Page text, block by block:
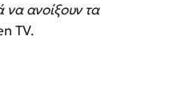
να ανοίξουν τα
TV.